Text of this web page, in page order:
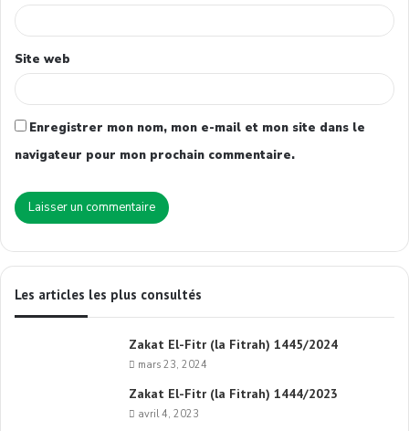
Site web
Enregistrer mon nom, mon e-mail et mon site dans le
navigateur pour mon prochain commentaire.
Les articles les plus consultés
Zakat El-Fitr (la Fitrah) 1445/2024
mars 23, 2024
Zakat El-Fitr (la Fitrah) 1444/2023
avril 4, 2023